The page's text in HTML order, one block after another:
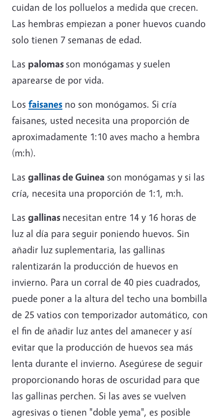
cuidan de los polluelos a medida que crecen.
Las hembras empiezan a poner huevos cuando
solo tienen 7 semanas de edad.
Las palomas son monógamas y suelen
aparearse de por vida.
Los faisanes no son monógamos. Si cría
faisanes, usted necesita una proporción de
aproximadamente 1:10 aves macho a hembra
(m:h).
Las gallinas de Guinea son monógamas y si las
cría, necesita una proporción de 1:1, m:h.
Las gallinas necesitan entre 14 y 16 horas de
luz al día para seguir poniendo huevos. Sin
añadir luz suplementaria, las gallinas
ralentizarán la producción de huevos en
invierno. Para un corral de 40 pies cuadrados,
puede poner a la altura del techo una bombilla
de 25 vatios con temporizador automático, con
el fin de añadir luz antes del amanecer y así
evitar que la producción de huevos sea más
lenta durante el invierno. Asegúrese de seguir
proporcionando horas de oscuridad para que
las gallinas perchen. Si las aves se vuelven
agresivas o tienen "doble yema", es posible